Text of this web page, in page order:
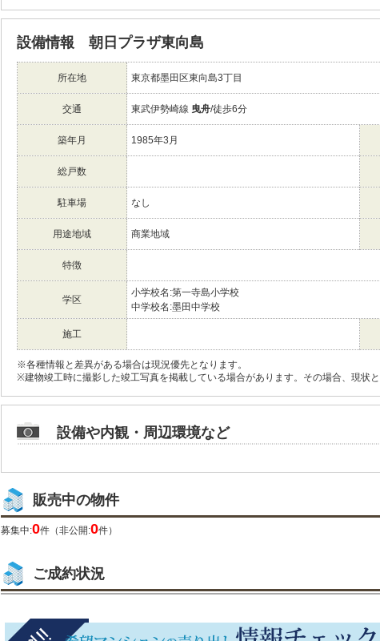
設備情報 朝日プラザ東向島
所在地 東京都墨田区東向島3丁目
交通 東武伊勢崎線 曳舟/徒歩6分
築年月 1985年3月
総戸数
駐車場 なし
用途地域 商業地域
特徴
学区
小学校名:第一寺島小学校
中学校名:墨田中学校
施工
※各種情報と差異がある場合は現況優先となります。
※建物竣工時に撮影した竣工写真を掲載している場合があります。その場合、現状と
設備や内観・周辺環境など
販売中の物件
募集中:0件（非公開:0件）
ご成約状況